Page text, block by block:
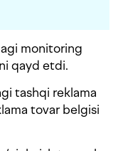
monitoring
qayd etdi.
tashqi reklama
tovar belgisi